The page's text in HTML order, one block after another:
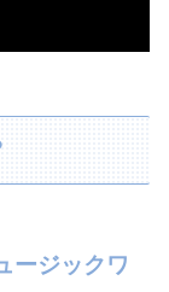
ージックワ